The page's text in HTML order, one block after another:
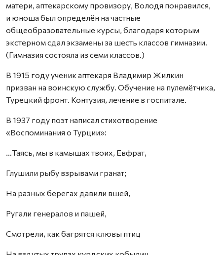
матери, аптекарскому провизору, Володя понравился,
и юноша был определён на частные
общеобразовательные курсы, благодаря которым
экстерном сдал экзамены за шесть классов гимназии.
(Гимназия состояла из семи классов.)
В 1915 году ученик аптекаря Владимир Жилкин
призван на воинскую службу. Обучение на пулемётчика,
Турецкий фронт. Контузия, лечение в госпитале.
В 1937 году поэт написал стихотворение
«Воспоминания о Турции»:
…Таясь, мы в камышах твоих, Евфрат,
Глушили рыбу взрывами гранат;
На разных берегах давили вшей,
Ругали генералов и пашей,
Смотрели, как багрятся клювы птиц